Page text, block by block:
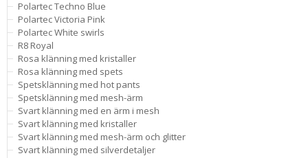
Polartec Techno Blue
Polartec Victoria Pink
Polartec White swirls
R8 Royal
Rosa klänning med kristaller
Rosa klänning med spets
Spetsklänning med hot pants
Spetsklänning med mesh-ärm
Svart klänning med en ärm i mesh
Svart klänning med kristaller
Svart klänning med mesh-ärm och glitter
Svart klänning med silverdetaljer